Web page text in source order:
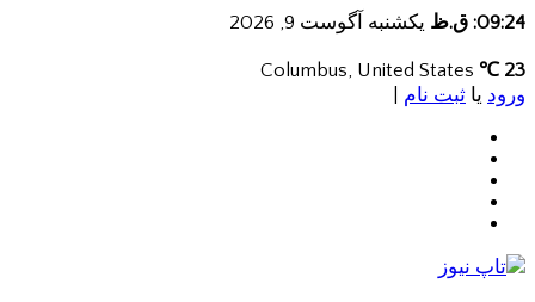
09:24: ق.ظ یکشنبه آگوست 9, 2026
23 ℃
ورود یا ثبت نام